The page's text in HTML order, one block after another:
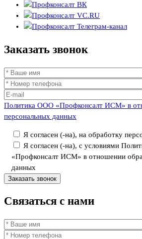
Заказать звонок
Политика ООО «Профконсалт ИСМ» в
персональных данных
Я согласен (-на), на обработку
Я согласен (-на), с условиями
«Профконсалт ИСМ» в отношении
данных
Связаться с нами